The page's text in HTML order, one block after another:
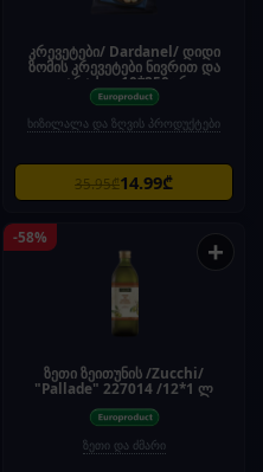
კრევეტები/ Dardanel/ დიდი
ზომის კრევეტები ნივრით და
კარაქით 10*250გრ
ხიზილალა და ზღვის პროდუქტები
35.95₾14.99₾
-58% +
ზეთი ზეითუნის /Zucchi/
"Pallade" 227014 /12*1 ლ
ზეთი და ძმარი